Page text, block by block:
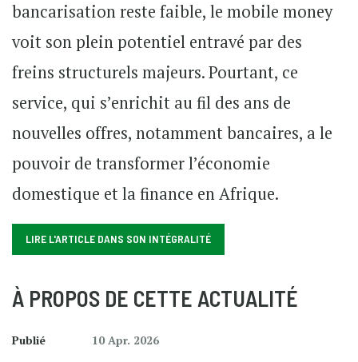
bancarisation reste faible, le mobile money
voit son plein potentiel entravé par des
freins structurels majeurs. Pourtant, ce
service, qui s’enrichit au fil des ans de
nouvelles offres, notamment bancaires, a le
pouvoir de transformer l’économie
domestique et la finance en Afrique.
LIRE L'ARTICLE DANS SON INTÉGRALITÉ
À PROPOS DE CETTE ACTUALITÉ
Publié
10 Apr. 2026